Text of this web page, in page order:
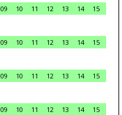
09 10 11 12 13 14
15
09 10 11 12 13 14
15
09 10 11 12 13 14
15
09 10 11 12 13 14
15